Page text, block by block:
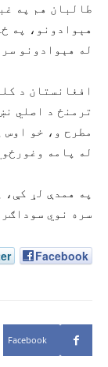
طالبان هم په
هېوادونو، په
له هېوادونو
افغانستان د
ترمنځ د اصلي
مطرح و، خو اوس
له پامه
په همدې لړ
سره نوي
Facebook
Facebook